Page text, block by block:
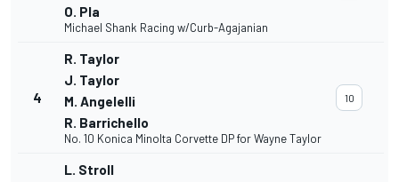
O. Pla
Michael Shank Racing w/Curb-Agajanian
4
R. Taylor
J. Taylor
M. Angelelli
R. Barrichello
No. 10 Konica Minolta Corvette DP for Wayne Taylor
10
L. Stroll